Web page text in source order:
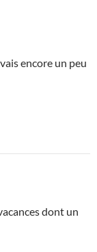
encore un peu
dont un